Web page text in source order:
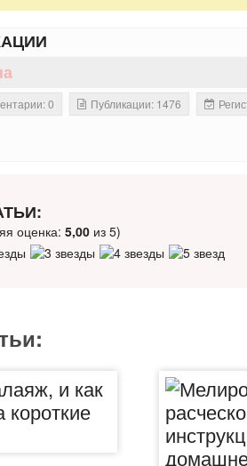
0 Публикации: 1476
оценка: 5,00из 5)